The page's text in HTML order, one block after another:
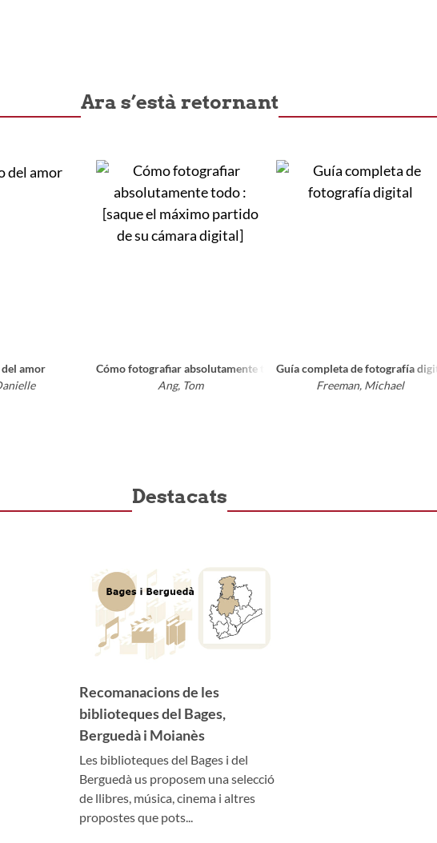
Ara s’està retornant
- Alt Empordà : mapa i guia excursionista i turística
amor
Cómo fotografiar absolutamente todo : [saque el máximo partido de
Ang, Tom
Guía completa de fotografía
Freeman, Michael
Destacats
Recomanacions de les
biblioteques del Bages,
Berguedà i Moianès
Les biblioteques del Bages i del
Berguedà us proposem una selecció
de llibres, música, cinema i altres
propostes que pots...